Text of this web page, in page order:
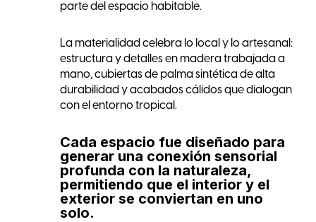
parte del espacio habitable.
La materialidad celebra lo local y lo artesanal:
estructura y detalles en madera trabajada a
mano, cubiertas de palma sintética de alta
durabilidad y acabados cálidos que dialogan
con el entorno tropical.
Cada espacio fue diseñado para
generar una conexión sensorial
profunda con la naturaleza,
permitiendo que el interior y el
exterior se conviertan en uno
solo.